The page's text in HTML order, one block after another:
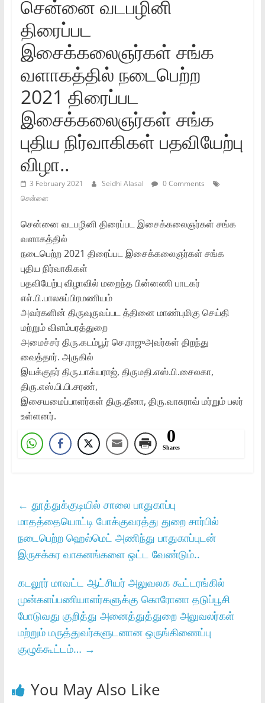
சென்னை வடபழினி
திரைப்பட
இசைக்கலைஞர்கள்‌ சங்க
வளாகத்தில்‌ நடைபெற்ற
2021 திரைப்பட
இசைக்கலைஞர்கள்‌ சங்க
புதிய நிர்வாகிகள்‌ பதவியேற்பு
விழா..
3 February 2021 Seidhi Alasal
0 Comments
சென்னை
சென்னை வடபழினி திரைப்பட இசைக்கலைஞர்கள்‌ சங்க
வளாகத்தில்‌
நடைபெற்ற 2021 திரைப்பட இசைக்கலைஞர்கள்‌ சங்க
புதிய நிர்வாகிகள்‌
பதவியேற்பு விழாவில்‌ மறைந்த பின்னணி பாடகர்‌
எ௭்‌.பி.பாலசுப்பிரமணியம்‌
அவர்களின்‌ திருவுருவப்பட த்தினை மாண்புமிகு செய்தி
மற்றும்‌ விளம்பரத்துறை
அமைச்சர்‌ திரு.கடம்பூர்‌ செ.ராஜுஅவர்கள்‌ திறந்து
வைத்தார்‌. அருகில்‌
இயக்குநர்‌ திரு.பாக்யராஜ்‌, திருமதி.எஸ்‌.பி.சைலகா,
திரு.எஸ்‌.பி.பி.சரண்‌,
இசையமைப்பாளர்கள்‌ திரு.தீனா, திரு.வாசுராவ்‌ மர்றும்‌ பலர்‌
உள்ளனர்‌.
0
Shares
← தூத்துக்குடியில்‌ சாலை பாதுகாப்பு
மாதத்தையொட்டி போக்குவரத்து துறை சார்பில்‌
நடைபெற்ற ஹெல்மெட்‌ அணிந்து பாதுகாப்புடன்‌
இருசக்கர வாகனங்களை ஒட்ட வேண்டும்..
கடலூர்‌ மாவட்ட ஆட்சியர்‌ அலுவலக கூட்டரங்கில்‌
முன்களப்பணியாளர்களுக்கு கொரோனா தடுப்பூசி
போடுவது குறித்து அனைத்துத்துறை அலுவலர்கள்‌
மற்றும்‌ மருத்துவர்‌களுடனான ஒருங்கிணைப்பு
குழுக்கூட்டம்… →
You May Also Like